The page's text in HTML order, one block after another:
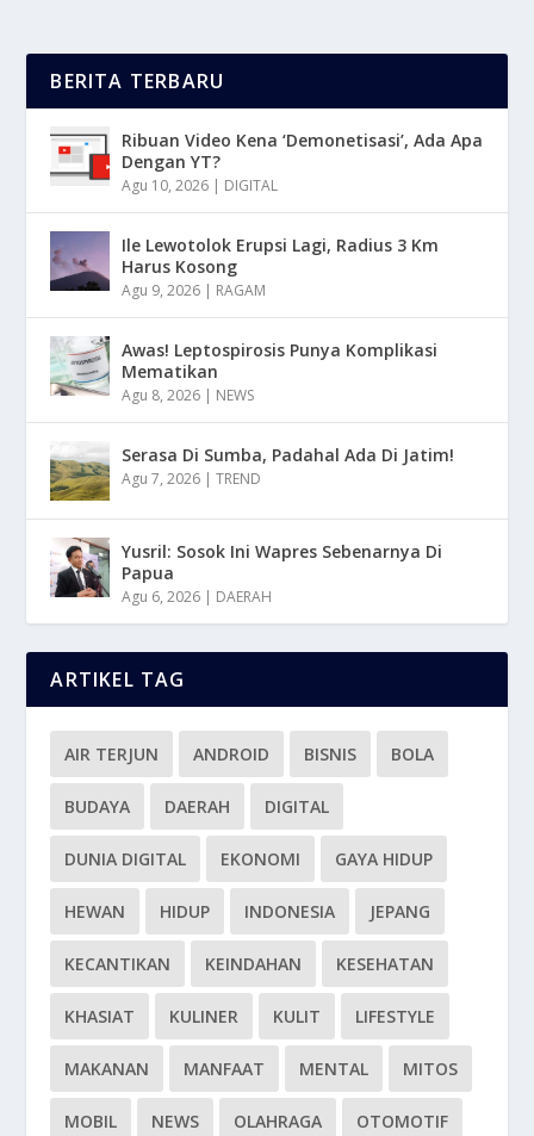
BERITA TERBARU
Ribuan Video Kena ‘Demonetisasi’, Ada Apa
Dengan YT?
Agu 10, 2026 | DIGITAL
Ile Lewotolok Erupsi Lagi, Radius 3 Km
Harus Kosong
Agu 9, 2026 | RAGAM
Awas! Leptospirosis Punya Komplikasi
Mematikan
Agu 8, 2026 | NEWS
Serasa Di Sumba, Padahal Ada Di Jatim!
Agu 7, 2026 |TREND
Yusril: Sosok Ini Wapres Sebenarnya Di
Papua
Agu 6, 2026 | DAERAH
ARTIKEL TAG
AIR TERJUN ANDROID BISNIS BOLA
BUDAYA DAERAH DIGITAL
DUNIA DIGITAL EKONOMI GAYA HIDUP
HEWAN HIDUP INDONESIA JEPANG
KECANTIKAN KEINDAHAN KESEHATAN
KHASIAT KULINER KULIT LIFESTYLE
MAKANAN MANFAAT MENTAL MITOS
MOBIL NEWS OLAHRAGA OTOMOTIF